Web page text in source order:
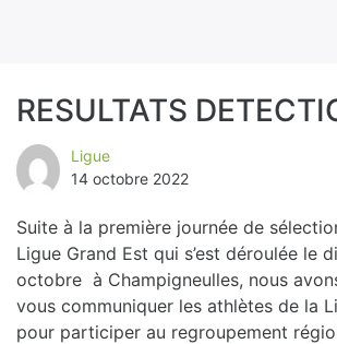
B
l
o
g
RESULTATS
Ligue
14 octobre 2022
Suite à la première journée de
Ligue Grand Est qui s’est déroulée le
octobre à Champigneulles, nous
vous communiquer les athlètes de la
pour participer au regroupement